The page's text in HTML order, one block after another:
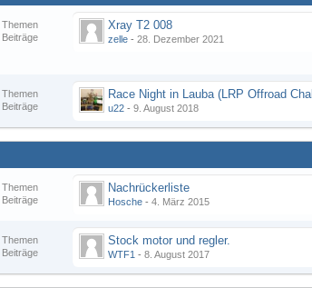
Themen
Beiträge
Xray T2 008
zelle - 28. Dezember 2021
Themen
Beiträge
u22 - 9. August 2018
Themen
Beiträge
Nachrückerliste
Hosche - 4. März 2015
Themen
Beiträge
Stock motor und regler.
WTF1 - 8. August 2017